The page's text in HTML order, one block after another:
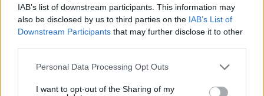
IAB’s list of downstream participants. This information may
also be disclosed by us to third parties on the IAB’s List of
Downstream Participants that may further disclose it to other
Please note that this website/app uses one or more Google
not limited to your visit or usage behaviour. You may click to
Personal Data Processing Opt Outs
I want to opt-out of the Sharing of my
ΔΕΙΤΕ ΟΛΑ ΤΑ GAMES
Best of Network